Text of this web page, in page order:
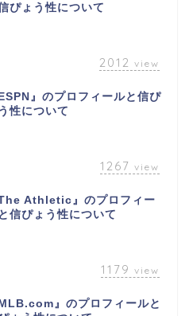
ぴょう性について
2012 view
ESPN』のプロフィールと信ぴ
性について
1267 view
The Athletic』のプロフィー
信ぴょう性について
1179 view
MLB.com』のプロフィールと